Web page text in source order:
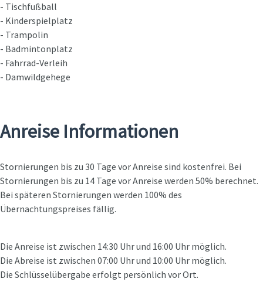
- Tischfußball
- Kinderspielplatz
- Trampolin
- Badmintonplatz
- Fahrrad-Verleih
- Damwildgehege
Anreise Informationen
Stornierungen bis zu 30 Tage vor Anreise sind kostenfrei. Bei
Stornierungen bis zu 14 Tage vor Anreise werden 50% berechnet.
Bei späteren Stornierungen werden 100% des
Übernachtungspreises fällig.
Die Anreise ist zwischen 14:30 Uhr und 16:00 Uhr möglich.
Die Abreise ist zwischen 07:00 Uhr und 10:00 Uhr möglich.
Die Schlüsselübergabe erfolgt persönlich vor Ort.